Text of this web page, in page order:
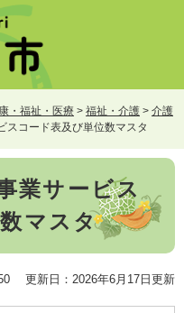
・福祉・医療 > 福祉・介護 > 介護
コード表及び単位数マスタ
業サービス
マスタ
更新日：2026年6月17日更新